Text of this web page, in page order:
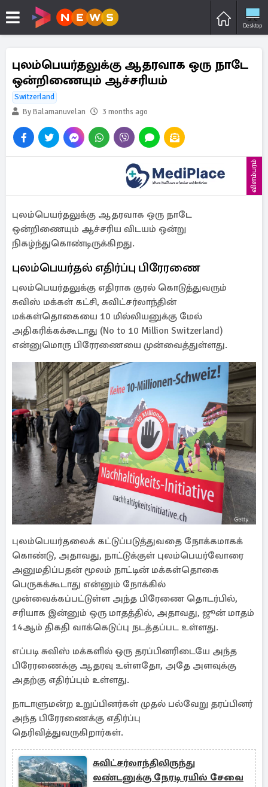
Desktop
புலம்பெயர்தலுக்கு ஆதரவாக ஒரு நாடே
ஒன்றிணையும் ஆச்சரியம்
Switzerland
By Balamanuvelan
3 months ago
விளம்பரம்
புலம்பெயர்தலுக்கு ஆதரவாக ஒரு நாடே
ஒன்றிணையும் ஆச்சரிய விடயம் ஒன்று
நிகழ்ந்துகொண்டிருக்கிறது.
புலம்பெயர்தல் எதிர்ப்பு பிரேரணை
புலம்பெயர்தலுக்கு எதிராக குரல் கொடுத்துவரும்
சுவிஸ் மக்கள் கட்சி, சுவிட்சர்லாந்தின்
மக்கள்தொகையை 10 மில்லியனுக்கு மேல்
அதிகரிக்கக்கூடாது (No to 10 Million Switzerland)
என்னுமொரு பிரேரணையை முன்வைத்துள்ளது.
புலம்பெயர்தலைக் கட்டுப்படுத்துவதை நோக்கமாகக்
கொண்டு, அதாவது, நாட்டுக்குள் புலம்பெயர்வோரை
அனுமதிப்பதன் மூலம் நாட்டின் மக்கள்தொகை
பெருகக்கூடாது என்னும் நோக்கில்
முன்வைக்கப்பட்டுள்ள அந்த பிரேணை தொடர்பில்,
சரியாக இன்னும் ஒரு மாதத்தில், அதாவது, ஜூன் மாதம்
14ஆம் திகதி வாக்கெடுப்பு நடத்தப்பட உள்ளது.
எப்படி சுவிஸ் மக்களில் ஒரு தரப்பினரிடையே அந்த
பிரேரணைக்கு ஆதரவு உள்ளதோ, அதே அளவுக்கு
அதற்கு எதிர்ப்பும் உள்ளது.
நாடாளுமன்ற உறுப்பினர்கள் முதல் பல்வேறு தரப்பினர்
அந்த பிரேரணைக்கு எதிர்ப்பு
தெரிவித்துவருகிறார்கள்.
சுவிட்சர்லாந்திலிருந்து
லண்டனுக்கு நேரடி ரயில் சேவை